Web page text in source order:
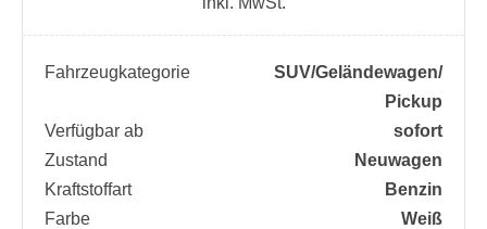
Fahrzeugkategorie
SUV/​Geländewagen/​
Pickup
Verfügbar ab
sofort
Zustand
Neuwagen
Kraftstoffart
Benzin
Farbe
Weiß